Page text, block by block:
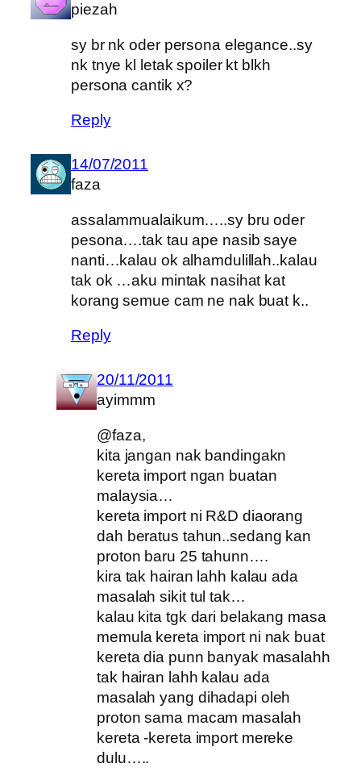
piezah
sy br nk oder persona elegance..sy
nk tnye kl letak spoiler kt blkh
persona cantik x?
Reply
14/07/2011
faza
assalammualaikum…..sy bru oder
pesona….tak tau ape nasib saye
nanti…kalau ok alhamdulillah..kalau
tak ok …aku mintak nasihat kat
korang semue cam ne nak buat k..
Reply
20/11/2011
ayimmm
@faza,
kita jangan nak bandingakn
kereta import ngan buatan
malaysia…
kereta import ni R&D diaorang
dah beratus tahun..sedang kan
proton baru 25 tahunn….
kira tak hairan lahh kalau ada
masalah sikit tul tak…
kalau kita tgk dari belakang masa
memula kereta import ni nak buat
kereta dia punn banyak masalahh
tak hairan lahh kalau ada
masalah yang dihadapi oleh
proton sama macam masalah
kereta -kereta import mereke
dulu…..